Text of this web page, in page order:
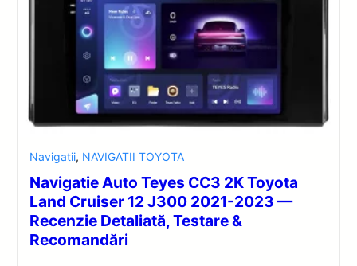
Navigatii, NAVIGATII TOYOTA
Navigatie Auto Teyes CC3 2K Toyota
Land Cruiser 12 J300 2021-2023 —
Recenzie Detaliată, Testare &
Recomandări